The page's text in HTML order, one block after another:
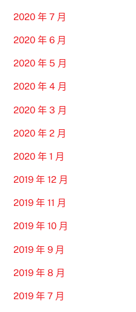
2020 年 7 月
2020 年 6 月
2020 年 5 月
2020 年 4 月
2020 年 3 月
2020 年 2 月
2020 年 1 月
2019 年 12 月
2019 年 11 月
2019 年 10 月
2019 年 9 月
2019 年 8 月
2019 年 7 月